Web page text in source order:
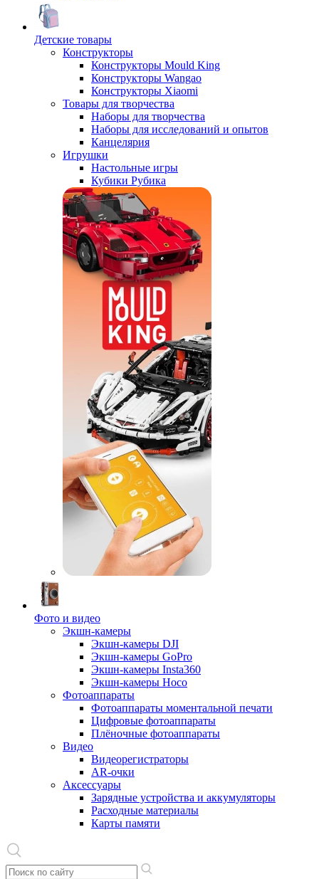
Детские товары
Конструкторы
Конструкторы Mould King
Конструкторы Wangao
Конструкторы Xiaomi
Товары для творчества
Наборы для творчества
Наборы для исследований и опытов
Канцелярия
Игрушки
Настольные игры
Кубики Рубика
Фото и видео
Экшн-камеры
Экшн-камеры DJI
Экшн-камеры GoPro
Экшн-камеры Insta360
Экшн-камеры Hoco
Фотоаппараты
Фотоаппараты моментальной печати
Цифровые фотоаппараты
Плёночные фотоаппараты
Видео
Видеорегистраторы
AR-очки
Аксессуары
Зарядные устройства и аккумуляторы
Расходные материалы
Карты памяти